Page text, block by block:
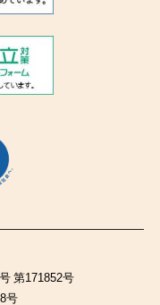
第171852号
号